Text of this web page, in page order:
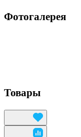
Фотогалерея
Товары